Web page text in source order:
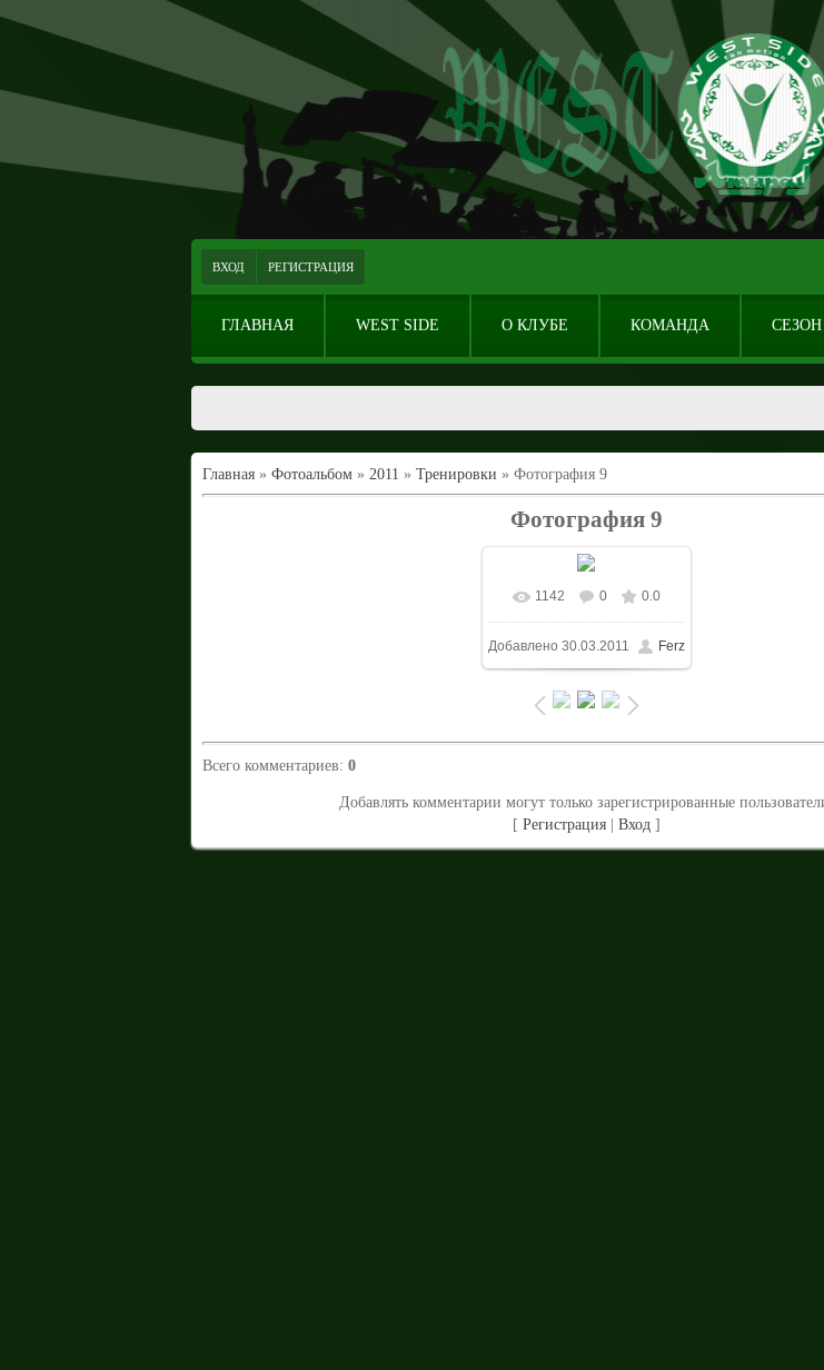
ВХОД РЕГИСТРАЦИЯ
ГЛАВНАЯ WEST SIDE О КЛУБЕ КОМАНДА СЕЗОН
Главная » Фотоальбом » 2011 » Тренировки » Фотография 9
Фотография 9
В реальном размере
1024x768/ 403.1Kb
1142 0 0.0
Добавлено 30.03.2011 Ferz
Всего комментариев: 0
Добавлять комментарии могут только зарегистрированные
[ Регистрация| Вход]